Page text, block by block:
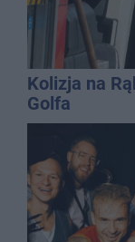
Kolizja na
Golfa